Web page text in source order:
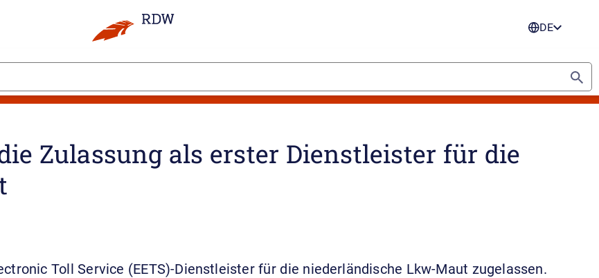
DE
Zulassung als erster Dienstleister für die
Toll Service (EETS)-Dienstleister für die niederländische Lkw-Maut zugelassen.